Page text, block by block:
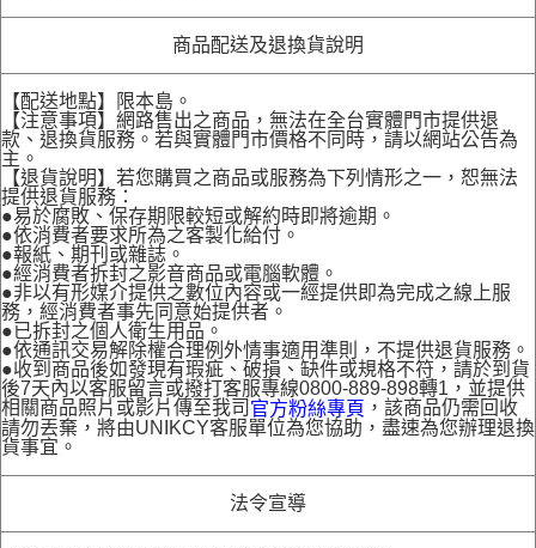
商品配送及退換貨說明
【配送地點】限本島。
【注意事項】網路售出之商品，無法在全台實體門市提供退
款、退換貨服務。若與實體門市價格不同時，請以網站公告為
主。
【退貨說明】若您購買之商品或服務為下列情形之一，恕無法
提供退貨服務：
●易於腐敗、保存期限較短或解約時即將逾期。
●依消費者要求所為之客製化給付。
●報紙、期刊或雜誌。
●經消費者拆封之影音商品或電腦軟體。
●非以有形媒介提供之數位內容或一經提供即為完成之線上服
務，經消費者事先同意始提供者。
●已拆封之個人衛生用品。
●依通訊交易解除權合理例外情事適用準則，不提供退貨服務。
●收到商品後如發現有瑕疵、破損、缺件或規格不符，請於到貨
後7天內以客服留言或撥打客服專線0800-889-898轉1，並提供
相關商品照片或影片傳至我司 官方粉絲專頁 ，該商品仍需回收
請勿丟棄，將由UNIKCY客服單位為您協助，盡速為您辦理退換
貨事宜。
法令宣導